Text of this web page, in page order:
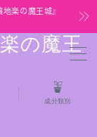
楽の魔王城』
の魔王
成分類別